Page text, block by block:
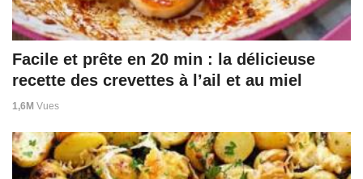
Facile et prête en 20 min : la délicieuse
recette des crevettes à l’ail et au miel
1,6M Vues